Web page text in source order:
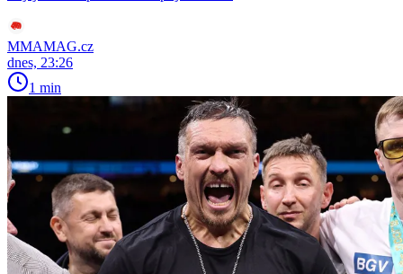
MMAMAG.cz
dnes, 23:26
1 min